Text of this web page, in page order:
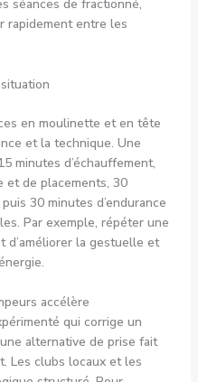
séances de fractionné,
rapidement entre les
en moulinette et en tête
et la technique. Une
minutes d’échauffement,
et de placements, 30
30 minutes d’endurance
Par exemple, répéter une
d’améliorer la gestuelle et
accélère
qui corrige un
alternative de prise fait
Les clubs locaux et les